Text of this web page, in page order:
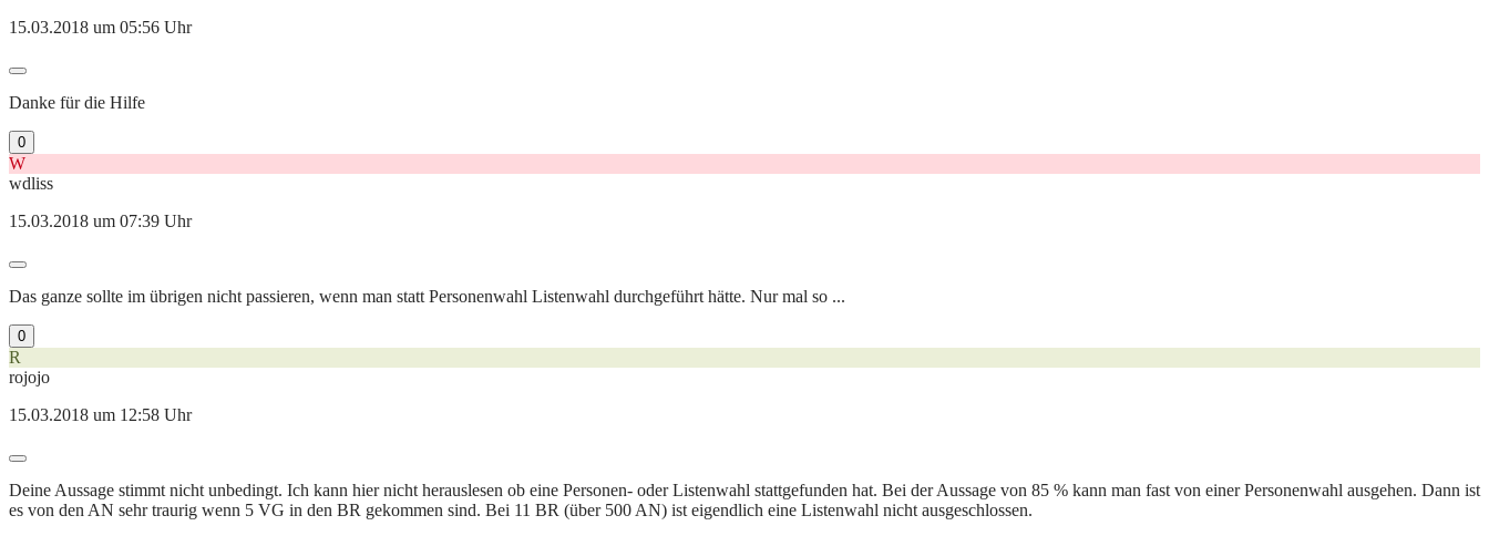
15.03.2018 um 05:56 Uhr
Danke für die Hilfe
0
W
wdliss
15.03.2018 um 07:39 Uhr
Das ganze sollte im übrigen nicht passieren, wenn man statt Personenwahl Listenwahl durchgeführt hätte. Nur mal so ...
0
R
rojojo
15.03.2018 um 12:58 Uhr
Deine Aussage stimmt nicht unbedingt. Ich kann hier nicht herauslesen ob eine Personen- oder Listenwahl stattgefunden hat. Bei der Aussage von 85 % kann man fast von einer Personenwahl ausgehen. Dann ist
es von den AN sehr traurig wenn 5 VG in den BR gekommen sind. Bei 11 BR (über 500 AN) ist eigendlich eine Listenwahl nicht ausgeschlossen.